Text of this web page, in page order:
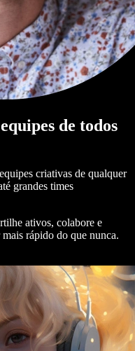
de todos
criativas de qualquer
grandes times
ativos, colabore e
rápido do que nunca.